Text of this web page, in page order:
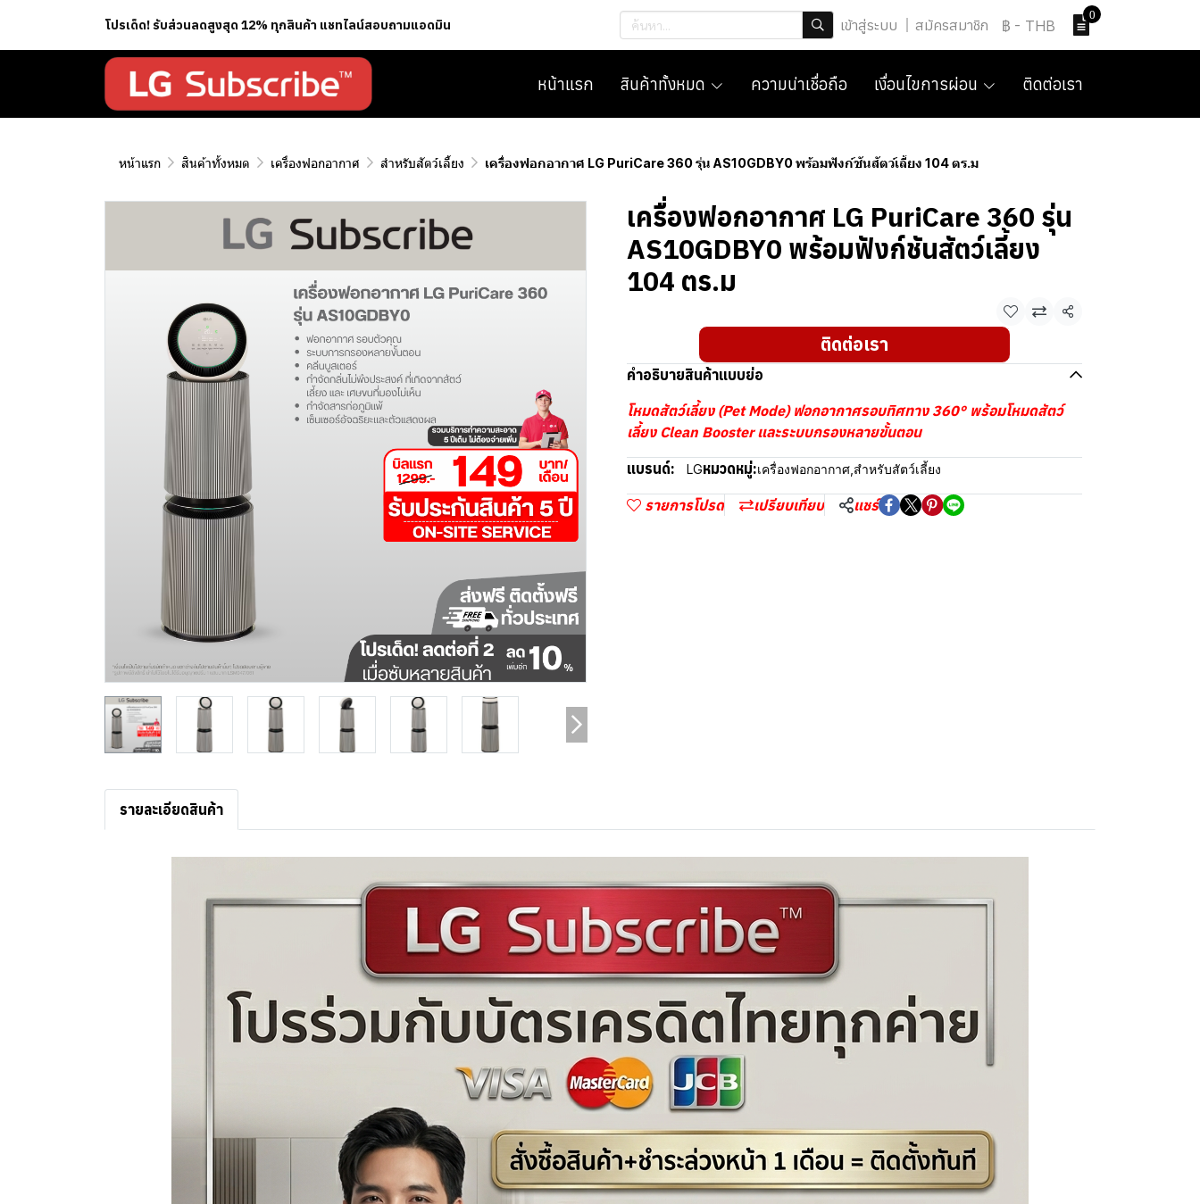
โปรเด็ด! รับส่วนลดสูงสุด 12% ทุกสินค้า แชทไลน์สอบถามแอดมิน เข้าสู่ระบบ สมัครสมาชิก ฿ - THB
0
หน้าแรก สินค้าทั้งหมด ความน่าเชื่อถือ เงื่อนไขการผ่อน ติดต่อเรา
หน้าแรก สินค้าทั้งหมด เครื่องฟอกอากาศ สำหรับสัตว์เลี้ยง เครื่องฟอกอากาศ LG PuriCare 360 รุ่น AS10GDBY0 พร้อมฟังก์ชันสัตว์เลี้ยง 104 ตร.ม
เครื่องฟอกอากาศ LG PuriCare 360 รุ่น
AS10GDBY0 พร้อมฟังก์ชันสัตว์เลี้ยง
104 ตร.ม
แชร์
ติดต่อเรา
คำอธิบายสินค้าแบบย่อ
โหมดสัตว์เลี้ยง (Pet Mode) ฟอกอากาศรอบทิศทาง 360° พร้อมโหมดสัตว์
เลี้ยง Clean Booster และระบบกรองหลายขั้นตอน
แบรนด์: LGหมวดหมู่:เครื่องฟอกอากาศ สำหรับสัตว์เลี้ยง
รายการโปรด เปรียบเทียบ แชร์
รายละเอียดสินค้า